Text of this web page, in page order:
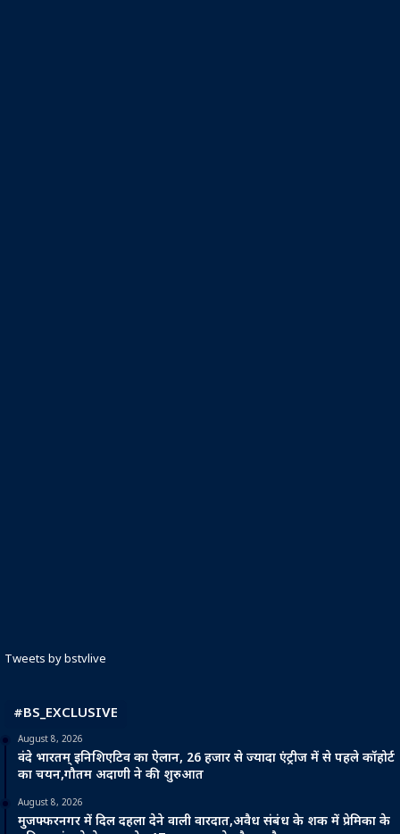
Tweets by bstvlive
#BS_EXCLUSIVE
August 8, 2026
वंदे भारतम् इनिशिएटिव का ऐलान, 26 हजार से ज्यादा एंट्रीज में से पहले कॉहोर्ट
का चयन,गौतम अदाणी ने की शुरुआत
August 8, 2026
मुजफ्फरनगर में दिल दहला देने वाली वारदात,अवैध संबंध के शक में प्रेमिका के